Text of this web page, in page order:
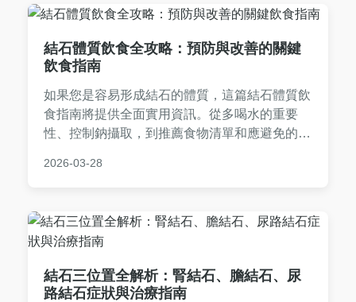
結石體質飲食全攻略：預防與改善的關鍵
飲食指南
如果您是容易形成結石的體質，這篇結石體質飲
食指南將提供全面實用資訊。從多喝水的重要
性、控制鈉攝取，到推薦食物清單和應避免的地
石、膽結石等問題。文章包含一日飲食計畫範
2026-03-28
結石三位置全解析：腎結石、膽結石、尿
路結石症狀與治療指南